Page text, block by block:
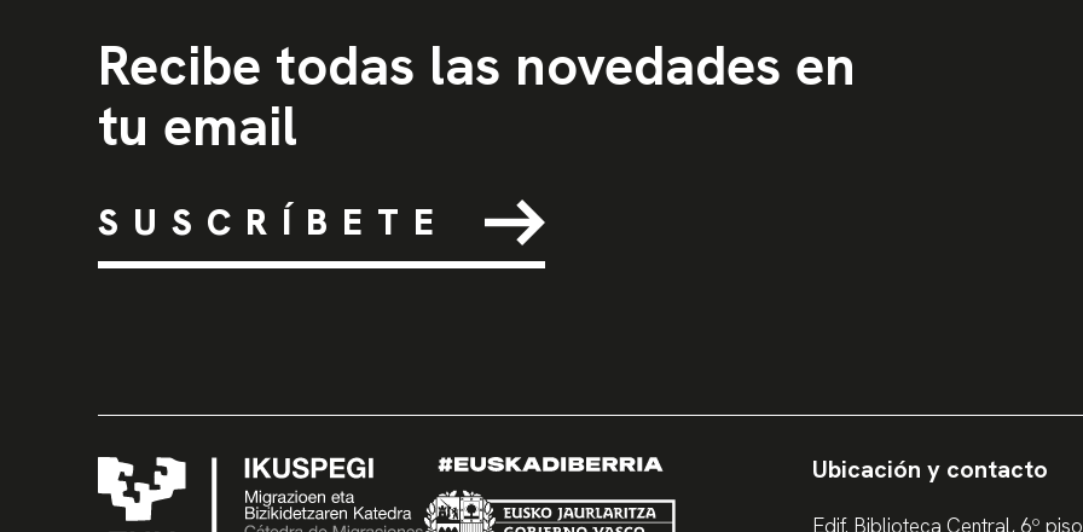
Recibe todas las novedades en
tu email
SUSCRÍBETE
Ubicación y contacto
Edif. Biblioteca Central, 6º piso